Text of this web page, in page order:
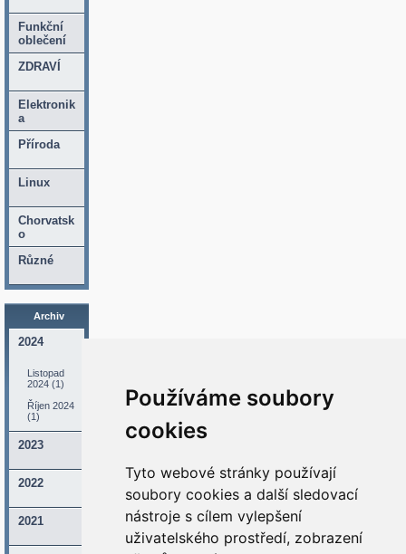
Používáme soubory
cookies
Tyto webové stránky používají
soubory cookies a další sledovací
nástroje s cílem vylepšení
uživatelského prostředí, zobrazení
Funkční
oblečení
ZDRAVÍ
Elektronik
a
Příroda
Linux
Chorvatsk
o
Různé
Archiv
2024
Listopad
2024 (1)
Říjen 2024
(1)
2023
2022
2021